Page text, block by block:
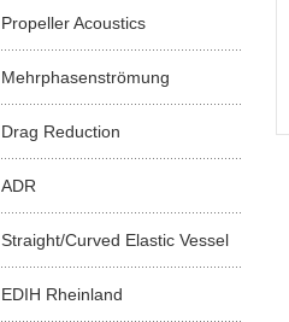
Propeller Acoustics
Mehrphasenströmung
Drag Reduction
ADR
Straight/Curved Elastic Vessel
EDIH Rheinland